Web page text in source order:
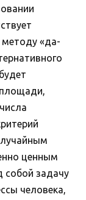
«да-
площади,
ценным
собой задачу
человека,